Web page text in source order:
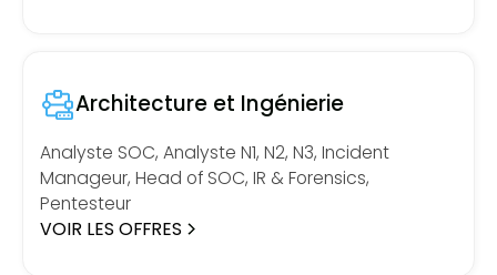
Architecture et Ingénierie
Analyste SOC, Analyste N1, N2, N3, Incident
Manageur, Head of SOC, IR & Forensics,
Pentesteur
VOIR LES OFFRES